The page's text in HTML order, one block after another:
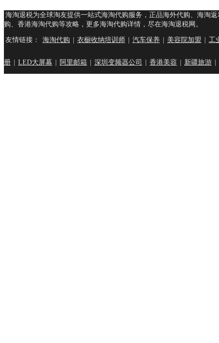
海淘退税为全球淘友提供一站式海淘代购服务，正品海外代购、海淘
购、香港海淘代购等攻略，更多海淘代购详情，尽在海淘退税网。
友情链接： 海淘代购 衣橱收纳培训师 汽车保养 美容院加盟 工
册 LED大屏幕 阿里邮箱 深圳变频器公司 香港美容 新疆旅游